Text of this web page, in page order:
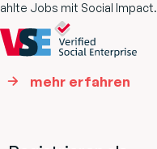
Jobs mit Social Impact.
mehr erfahren